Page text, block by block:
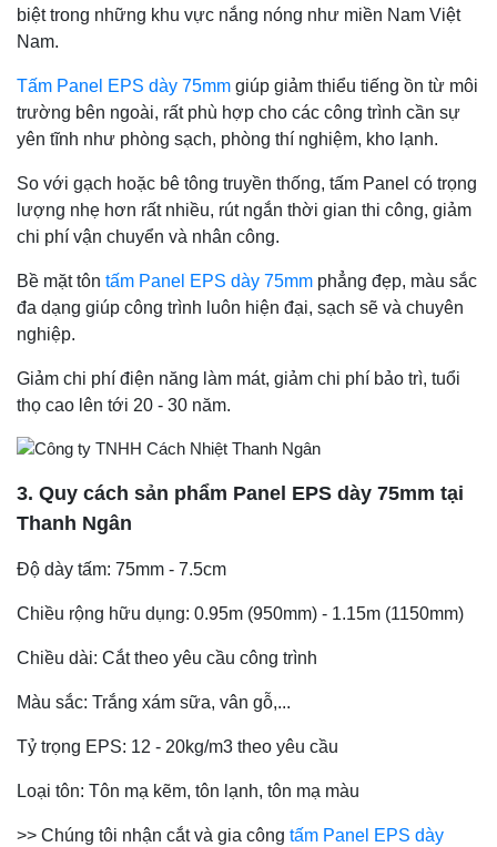
biệt trong những khu vực nắng nóng như miền Nam Việt
Nam.
Tấm Panel EPS dày 75mm giúp giảm thiểu tiếng ồn từ môi
trường bên ngoài, rất phù hợp cho các công trình cần sự
yên tĩnh như phòng sạch, phòng thí nghiệm, kho lạnh.
So với gạch hoặc bê tông truyền thống, tấm Panel có trọng
lượng nhẹ hơn rất nhiều, rút ngắn thời gian thi công, giảm
chi phí vận chuyển và nhân công.
Bề mặt tôn tấm Panel EPS dày 75mm phẳng đẹp, màu sắc
đa dạng giúp công trình luôn hiện đại, sạch sẽ và chuyên
nghiệp.
Giảm chi phí điện năng làm mát, giảm chi phí bảo trì, tuổi
thọ cao lên tới 20 - 30 năm.
3. Quy cách sản phẩm Panel EPS dày 75mm tại
Thanh Ngân
Độ dày tấm: 75mm - 7.5cm
Chiều rộng hữu dụng: 0.95m (950mm) - 1.15m (1150mm)
Chiều dài: Cắt theo yêu cầu công trình
Màu sắc: Trắng xám sữa, vân gỗ,...
Tỷ trọng EPS: 12 - 20kg/m3 theo yêu cầu
Loại tôn: Tôn mạ kẽm, tôn lạnh, tôn mạ màu
>> Chúng tôi nhận cắt và gia công tấm Panel EPS dày